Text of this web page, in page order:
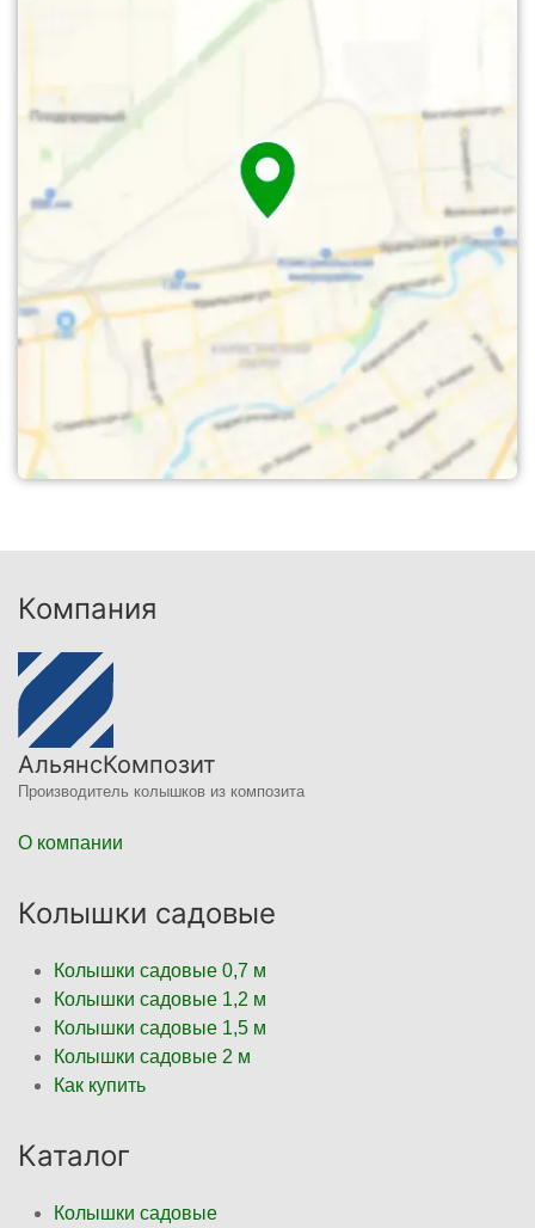
Компания
АльянсКомпозит
Производитель колышков из композита
О компании
Колышки садовые
Колышки садовые 0,7 м
Колышки садовые 1,2 м
Колышки садовые 1,5 м
Колышки садовые 2 м
Как купить
Каталог
Колышки садовые